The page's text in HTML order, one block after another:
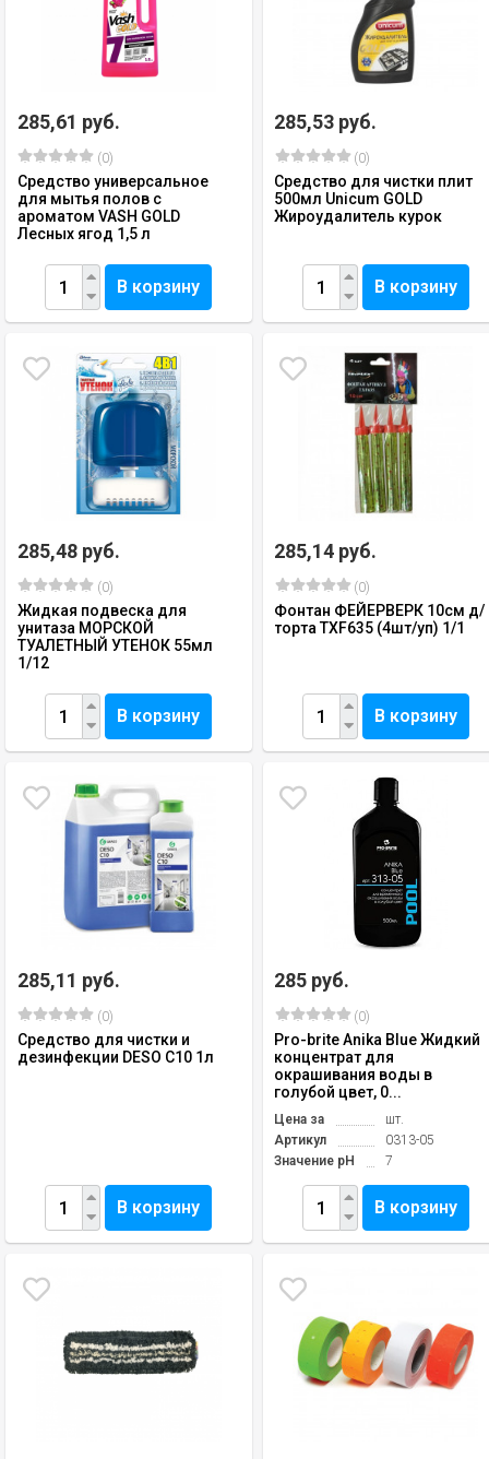
285,61 руб.
(0)
Средство универсальное
для мытья полов с
ароматом VASH GOLD
Лесных ягод 1,5 л
В корзину
285,53 руб.
(0)
Средство для чистки плит
500мл Unicum GOLD
Жироудалитель курок
В корзину
285,48 руб.
(0)
Жидкая подвеска для
унитаза МОРСКОЙ
ТУАЛЕТНЫЙ УТЕНОК 55мл
1/12
В корзину
285,14 руб.
(0)
Фонтан ФЕЙЕРВЕРК 10см д/
торта TXF635 (4шт/уп) 1/1
В корзину
285,11 руб.
(0)
Средство для чистки и
дезинфекции DESO С10 1л
В корзину
285 руб.
(0)
Pro-brite Anika Blue Жидкий
концентрат для
окрашивания воды в
голубой цвет, 0...
Цена за
шт.
Артикул
0313-05
Значение pH
7
В корзину